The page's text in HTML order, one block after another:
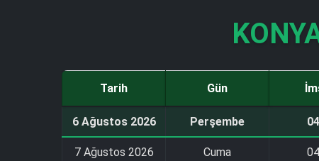
Tarih Gün
6 Ağustos 2026 Perşembe
7 Ağustos 2026 Cuma